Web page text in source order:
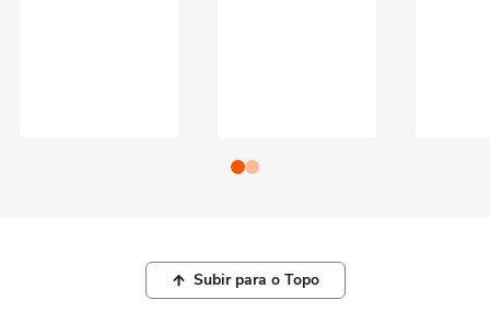
Subir para o Topo